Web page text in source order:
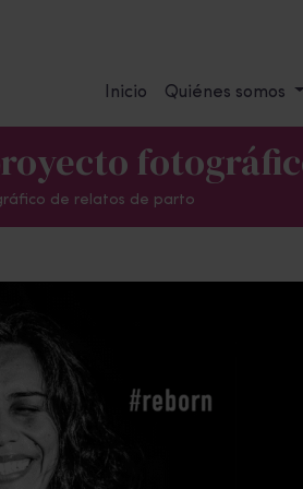
Inicio Quiénes somos
de relatos de parto